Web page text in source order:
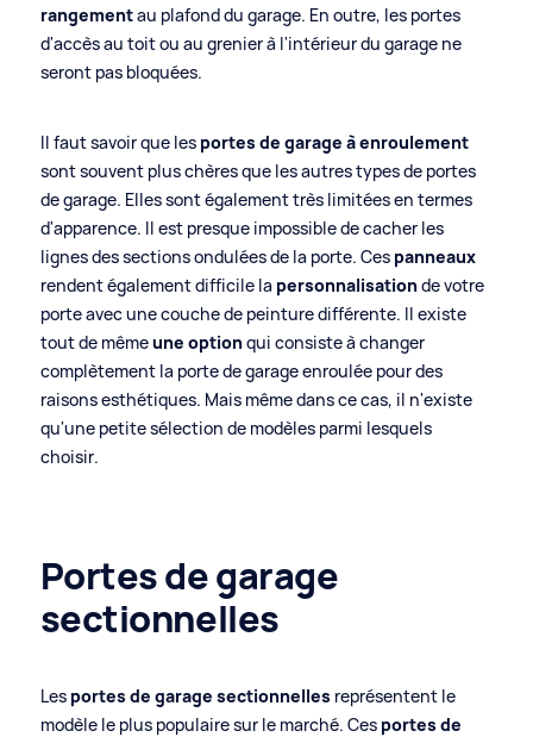
rangementau plafond du garage. En outre, les portes
d'accès au toit ou au grenier à l'intérieur du garage ne
seront pas bloquées.
Il faut savoir que les portes de garage à enroulement
sont souvent plus chères que les autres types de portes
de garage. Elles sont également très limitées en termes
d'apparence. Il est presque impossible de cacher les
lignes des sections ondulées de la porte. Ces panneaux
rendent également difficile la personnalisationde votre
porte avec une couche de peinture différente. Il existe
tout de mêmeune optionqui consiste à changer
complètement la porte de garage enroulée pour des
raisons esthétiques. Mais même dans ce cas, il n'existe
qu'une petite sélection de modèles parmi lesquels
choisir.
Portes de garage
sectionnelles
Les portes de garage sectionnelles représentent le
modèle le plus populaire sur le marché. Ces portes de